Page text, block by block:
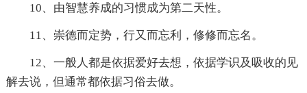
10、由智慧养成的习惯成为第二天性。
11、崇德而定势，行又而忘利，修修而忘名。
12、一般人都是依据爱好去想，依据学识及吸收的见
解去说，但通常都依据习俗去做。